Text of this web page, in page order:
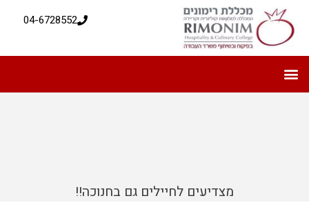
04-6728552
מצדיעים לחיילים גם בחנוכה!!